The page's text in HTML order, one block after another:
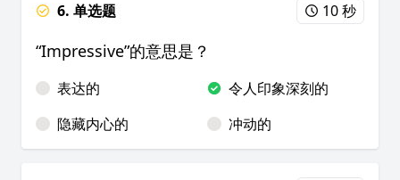
6. 单选题 10 秒
“Impressive”的意思是？
表达的
令人印象深刻的
隐藏内心的
冲动的